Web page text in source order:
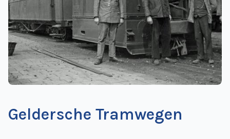
Mijn
NVBS
Geldersche Tramwegen